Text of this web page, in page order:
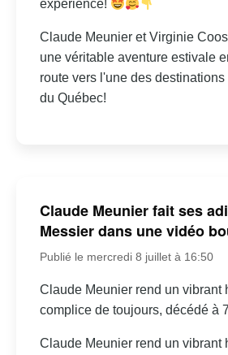
expérience!
Claude Meunier et Virginie
une véritable aventure estivale
route vers l'une des
du Québec!
Claude Meunier fait ses
Messier dans une vidéo
Publié le mercredi 8 juillet à 16:50
Claude Meunier rend un vibrant
complice de toujours, décédé à
Claude Meunier rend un vibrant